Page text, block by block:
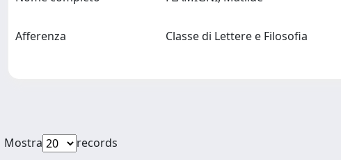
Afferenza Classe di Lettere e Filosofia
Mostra
records